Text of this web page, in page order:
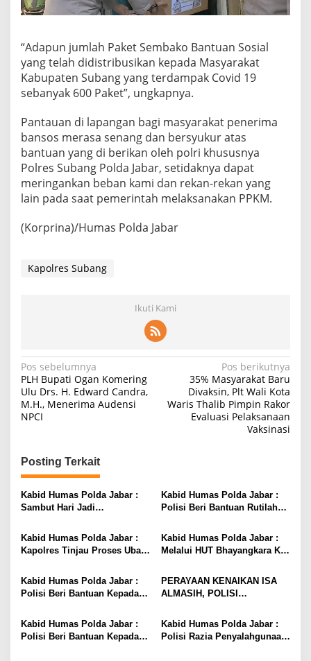
“Adapun jumlah Paket Sembako Bantuan Sosial
yang telah didistribusikan kepada Masyarakat
Kabupaten Subang yang terdampak Covid 19
sebanyak 600 Paket”, ungkapnya.
Pantauan di lapangan bagi masyarakat penerima
bansos merasa senang dan bersyukur atas
bantuan yang di berikan oleh polri khususnya
Polres Subang Polda Jabar, setidaknya dapat
meringankan beban kami dan rekan-rekan yang
lain pada saat pemerintah melaksanakan PPKM.
(Korprina)/Humas Polda Jabar
Kapolres Subang
Ikuti Kami
Navigasi
pos
Pos sebelumnya
PLH Bupati Ogan Komering
Ulu Drs. H. Edward Candra,
M.H., Menerima Audensi
NPCI
Pos berikutnya
35% Masyarakat Baru
Divaksin, Plt Wali Kota
Waris Thalib Pimpin Rakor
Evaluasi Pelaksanaan
Vaksinasi
Posting Terkait
Kabid Humas Polda Jabar :
Sambut Hari Jadi
Gelar Festival Ikan Koi Ke-1
Tingkat Nasional
Kabid Humas Polda Jabar :
Polisi Beri Bantuan Rutilahu
Tanjungsari Barat Cikaum
Kabid Humas Polda Jabar :
Kapolres Tinjau Proses Ubah
Ekonomis yang Dilakukan
Kapolsek
Kabid Humas Polda Jabar :
Melalui HUT Bhayangkara Ke-
Ke Panti Asuhan Anak Al-
Rasid
Kabid Humas Polda Jabar :
Polisi Beri Bantuan Kepada
Kara
PERAYAAN KENAIKAN ISA
ALMASIH, POLISI
GEREJA
Kabid Humas Polda Jabar :
Polisi Beri Bantuan Kepada
Kabid Humas Polda Jabar :
Polisi Razia Penyalahgunaan